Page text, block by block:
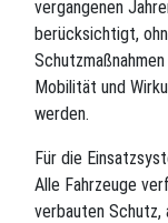
vergangenen
berücksichtigt,
Mobilität und
werden.
Für die
Alle Fahrzeuge
verbauten Schutz,